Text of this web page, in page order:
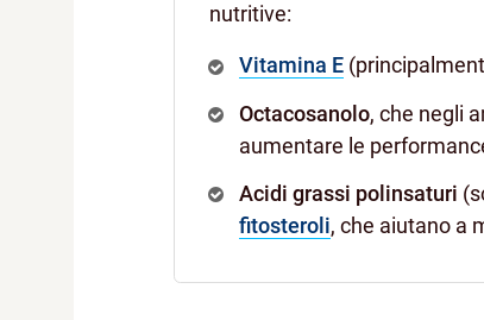
nutritive:
Vitamina E
Octacosanolo, che negli
aumentare le
Acidi grassi polinsaturi
fitosteroli, che aiutano a